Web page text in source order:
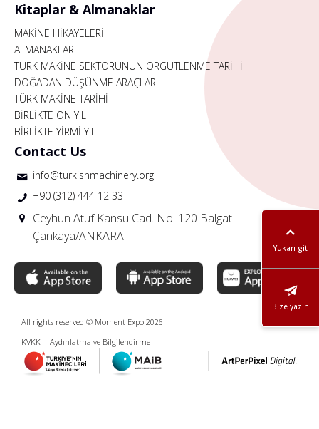
Yukarı git
Bize yazın
Kitaplar & Almanaklar
MAKİNE HİKAYELERİ
ALMANAKLAR
TÜRK MAKİNE SEKTÖRÜNÜN ÖRGÜTLENME TARİHİ
DOĞADAN DÜŞÜNME ARAÇLARI
TÜRK MAKİNE TARİHİ
BİRLİKTE ON YIL
BİRLİKTE YİRMİ YIL
Contact Us
info@turkishmachinery.org
+90 (312) 444 12 33
Ceyhun Atuf Kansu Cad. No: 120 Balgat
Çankaya/ANKARA
All rights reserved © Moment Expo 2026
KVKK
Aydınlatma ve Bilgilendirme